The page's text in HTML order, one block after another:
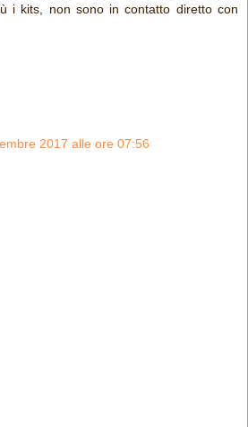
i kits, non sono in contatto diretto con
2017 alle ore 07:56